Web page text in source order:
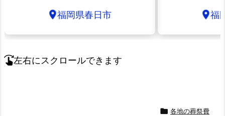
location_on福岡県春日市 location_on福
swipe_right左右にスクロールできます
 各地の葬祭費